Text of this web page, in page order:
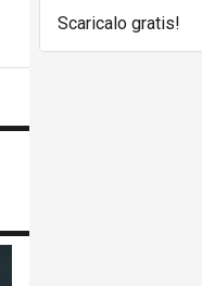
Scaricalo gratis!